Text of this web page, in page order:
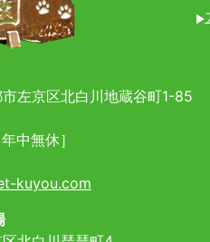
左京区北白川地蔵谷町1-85
中無休］
kuyou.com